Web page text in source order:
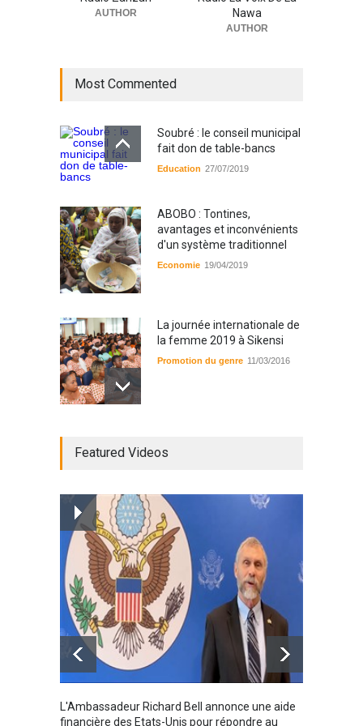
AUTHOR
Nawa
AUTHOR
Most Commented
Soubré : le conseil municipal
fait don de table-bancs
Education 27/07/2019
ABOBO : Tontines,
avantages et inconvénients
d'un système traditionnel
Economie 19/04/2019
La journée internationale de
la femme 2019 à Sikensi
Promotion du genre 11/03/2016
Radio partenaire
Magazine : le service de
prise en charge des
personnes vivantes avec le
VIH
Santé 25/03/2019
Featured Videos
L'Ambassadeur Richard Bell annonce une aide
financière des Etats-Unis pour répondre au